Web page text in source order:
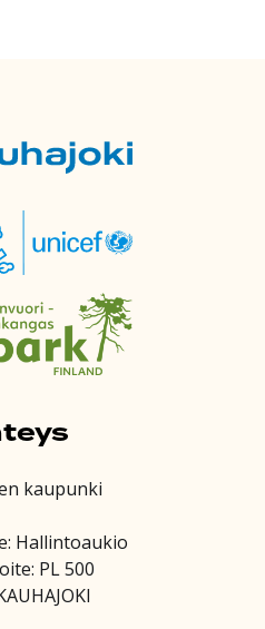
kaupunki
Hallintoaukio
PL 500